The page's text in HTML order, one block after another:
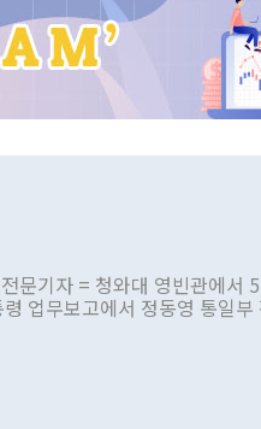
문기자 = 청와대 영빈관에서 5
업무보고에서 정동영 통일
치지 않은 사안을 정책으로 추
적 구상'이라는 비판을 내놨다.